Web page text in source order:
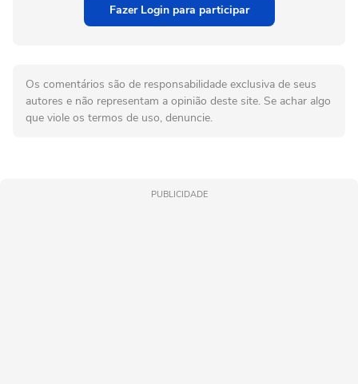
Fazer Login para participar
Os comentários são de responsabilidade exclusiva de seus
autores e não representam a opinião deste site. Se achar algo
que viole os termos de uso, denuncie.
PUBLICIDADE